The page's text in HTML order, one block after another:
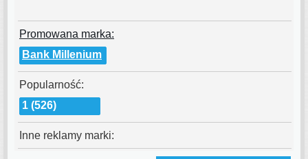
Promowana marka:
Bank Millenium
Popularność:
1 (526)
Inne reklamy marki: